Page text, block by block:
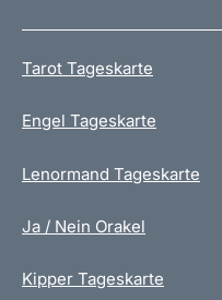
Tarot Tageskarte
Engel Tageskarte
Lenormand Tageskarte
Ja / Nein Orakel
Kipper Tageskarte